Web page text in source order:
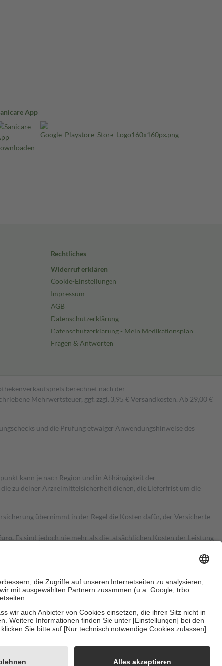
App
Rechtliches
Widerruf erklären
Cookie-Einstellungen
Impressum
AGB
Datenschutzerklärung
Datenschutzerklärung - Mein Medikationsplan
Fragen & Antworten
berechnet nach der
Mehrwertsteuer, ggf. zzgl. 3,95 € Versandkosten. Ab 29,00 €
und die Prüfung etwaiger Anwendungshinweise des
kann je nach Region und in Abhängigkeit der
zu deiner Arzneimittelsicherheit dienen, die Lieferfrist um die
übernimmt in der Regel die Kosten dafür, der Versicherte
Es sind jedoch nie mehr als die tatsächlichen Kosten der Leistung
Zuzahlungen an bei: